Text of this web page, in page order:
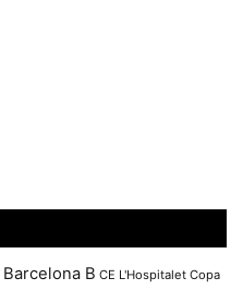
Barcelona B CE L'Hospitalet Copa